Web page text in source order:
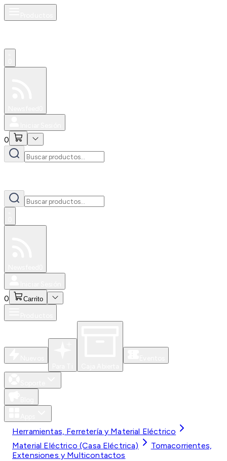
0
0 Carrito
Herramientas, Ferretería y Material Eléctrico
Material Eléctrico (Casa Eléctrica)
Tomacorrientes,
Extensiones y Multicontactos